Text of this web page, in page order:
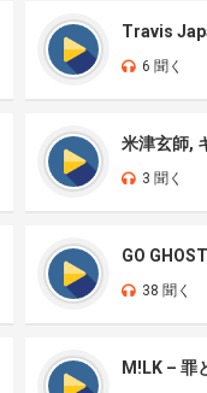
Travis
6 聞く
3 聞く
GO
38 聞く
M!LK – 罪